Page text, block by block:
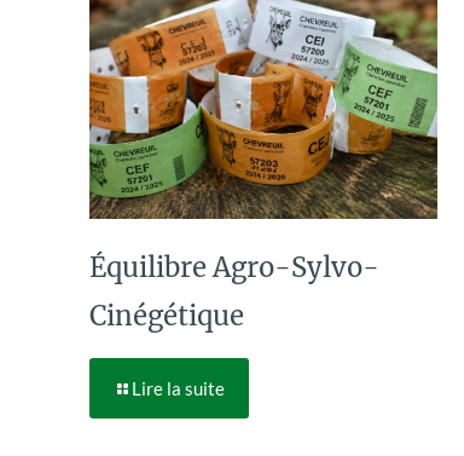
Équilibre Agro-Sylvo-
Cinégétique
Lire la suite